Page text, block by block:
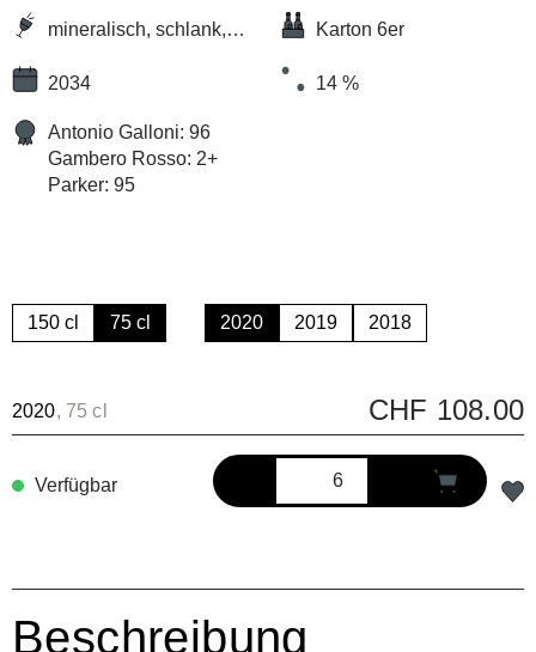
mineralisch, schlank,
Karton 6er
2034 14 %
Antonio Galloni: 96
Gambero Rosso: 2+
Parker: 95
150 cl 75 cl 2020 2019 2018
2020, 75 cl CHF 108.00
Verfügbar
Beschreibung